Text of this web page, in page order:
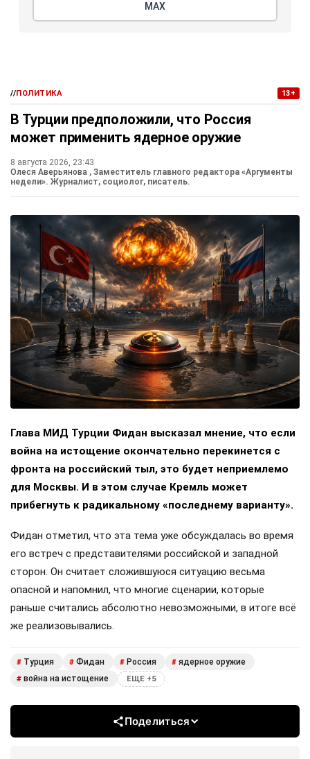
МАХ
//ПОЛИТИКА 13+
В Турции предположили, что Россия
может применить ядерное оружие
8 августа 2026, 23:43
Олеся Аверьянова , Заместитель главного редактора «Аргументы
недели». Журналист, социолог, писатель.
Глава МИД Турции Фидан высказал мнение, что если
война на истощение окончательно перекинется с
фронта на российский тыл, это будет неприемлемо
для Москвы. И в этом случае Кремль может
прибегнуть к радикальному «последнему варианту».
Фидан отметил, что эта тема уже обсуждалась во время
его встреч с представителями российской и западной
сторон. Он считает сложившуюся ситуацию весьма
опасной и напомнил, что многие сценарии, которые
раньше считались абсолютно невозможными, в итоге всё
же реализовывались.
# Турция # Фидан # Россия # ядерное оружие
# война на истощение ЕЩЕ +5
Поделиться